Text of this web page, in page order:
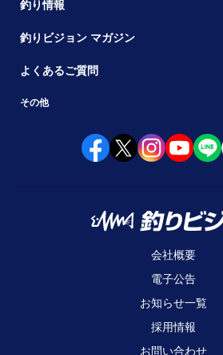
釣り情報
釣りビジョン マガジン
よくあるご質問
その他
会社概要
電子公告
お知らせ一覧
採用情報
お問い合わせ